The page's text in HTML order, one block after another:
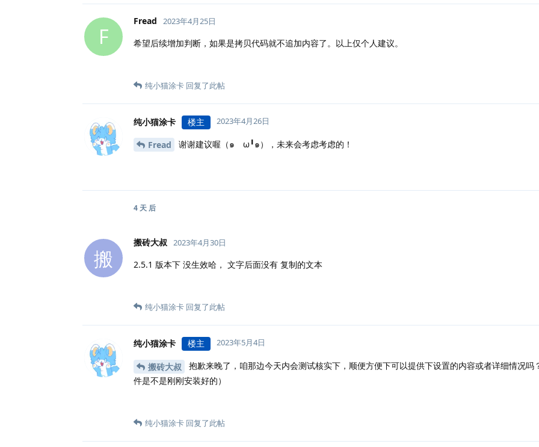
F
Fread 2023年4月25日
希望后续增加判断，如果是拷贝代码就不追加内容了。以上仅个人建议。
纯小猫涂卡 回复了此帖
纯小猫涂卡 楼主 2023年4月26日
Fread 谢谢建议喔（๑ゝω╹๑），未来会考虑考虑的！
4 天 后
搬
搬砖大叔 2023年4月30日
2.5.1 版本下 没生效哈， 文字后面没有 复制的文本
纯小猫涂卡 回复了此帖
纯小猫涂卡 楼主 2023年5月4日
搬砖大叔
抱歉来晚了，咱那边今天内会测试核实下，顺便方便下可以提供下设置的内容或者详细情况吗
件是不是刚刚安装好的）
纯小猫涂卡 回复了此帖